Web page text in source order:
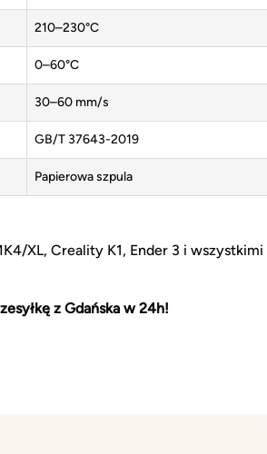
210–230°C
0–60°C
30–60 mm/s
GB/T 37643-2019
Papierowa szpula
XL, Creality K1, Ender 3 i
z Gdańska w 24h!